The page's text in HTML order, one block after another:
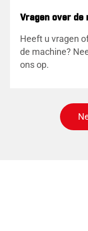
Vragen over de
Heeft u vragen
de machine?
ons op.